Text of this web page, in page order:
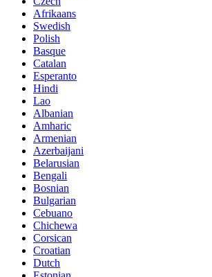
Afrikaans
Swedish
Polish
Basque
Catalan
Esperanto
Hindi
Lao
Albanian
Amharic
Armenian
Azerbaijani
Belarusian
Bengali
Bosnian
Bulgarian
Cebuano
Chichewa
Corsican
Croatian
Dutch